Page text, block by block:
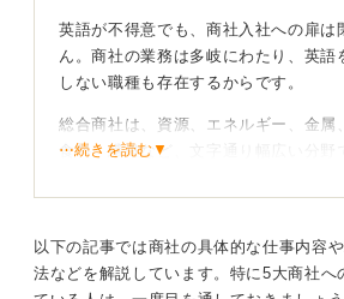
英語が不得意でも、商社入社への扉は
ん。商社の業務は多岐にわたり、英語
しない職種も存在するからです。
総合商社は、資源、エネルギー、金属
食料、繊維など、文字通り幅広い分野
務、人事・総務、情報システムといっ
ミュニケーションや専門知識が中心と
⋯続きを読む▼
以下の記事では商社の具体的な仕事内容
法などを解説しています。特に5大商社へ